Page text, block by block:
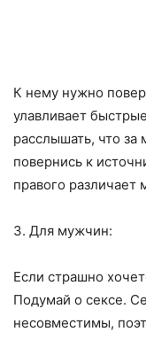
К нему нужно
улавливает
расслышать, что за
повернись к
правого различает
3. Для мужчин:
Если страшно
Подумай о сексе.
несовместимы,